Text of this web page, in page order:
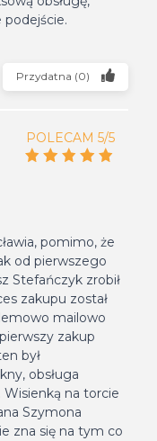
podejście.
Przydatna (0)
POLECAM 5/5
pomimo, że
od pierwszego
Stefańczyk zrobił
zakupu został
mailowo
zakup
był
obsługa
na torcie
Szymona
zna się na tym co